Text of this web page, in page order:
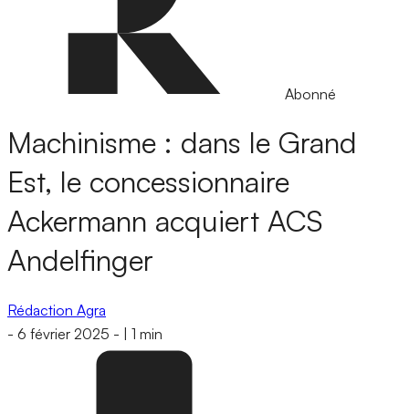
Abonné
Machinisme : dans le Grand
Est, le concessionnaire
Ackermann acquiert ACS
Andelfinger
Rédaction Agra
- 6 février 2025 - 1 min